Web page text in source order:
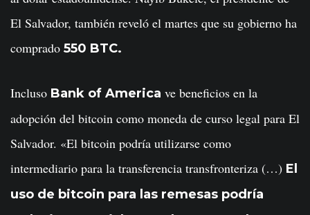
El Salvador, también reveló el martes que su gobierno ha
comprado 550 BTC.
Incluso Bank of America ve beneficios en la
adopción del bitcoin como moneda de curso legal para El
Salvador. «El bitcoin podría utilizarse como
intermediario para la transferencia transfronteriza (…) El
uso de bitcoin para las remesas podría